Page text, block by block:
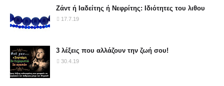
Ζάντ ή Ιαδείτης ή Νεφρίτης: Ιδιότητες του λιθου
17.7.19
3 λέξεις που αλλάζουν την ζωή σου!
30.4.19